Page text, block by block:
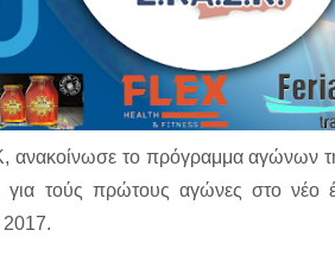
το πρόγραμμα αγώνων
για τούς πρώτους αγώνες στο νέο
2017.